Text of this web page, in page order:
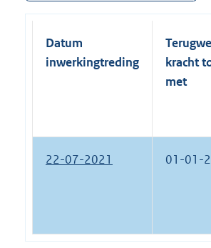
Datum
inwerkingtreding
kracht
met
22-07-2021 01-01-